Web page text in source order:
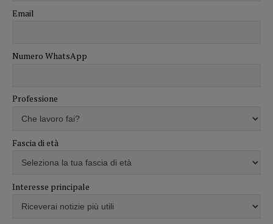
Email
Numero WhatsApp
Professione
Fascia di età
Interesse principale